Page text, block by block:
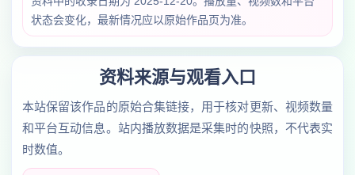
状态会变化，最新情况应以原始作品页为准。
资料来源与观看入口
本站保留该作品的原始合集链接，用于核对更新、视频数量
和平台互动信息。站内播放数据是采集时的快照，不代表实
时数值。